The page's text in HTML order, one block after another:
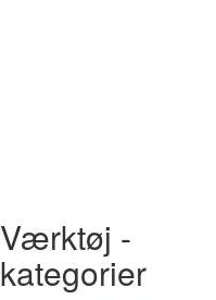
Værktøj -
kategorier